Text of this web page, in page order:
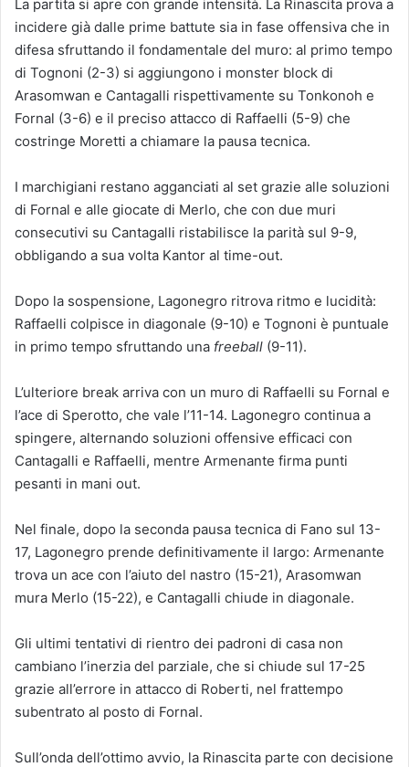
La partita si apre con grande intensità. La Rinascita prova a
incidere già dalle prime battute sia in fase offensiva che in
difesa sfruttando il fondamentale del muro: al primo tempo
di Tognoni (2-3) si aggiungono i monster block di
Arasomwan e Cantagalli rispettivamente su Tonkonoh e
Fornal (3-6) e il preciso attacco di Raffaelli (5-9) che
costringe Moretti a chiamare la pausa tecnica.
I marchigiani restano agganciati al set grazie alle soluzioni
di Fornal e alle giocate di Merlo, che con due muri
consecutivi su Cantagalli ristabilisce la parità sul 9-9,
obbligando a sua volta Kantor al time-out.
Dopo la sospensione, Lagonegro ritrova ritmo e lucidità:
Raffaelli colpisce in diagonale (9-10) e Tognoni è puntuale
in primo tempo sfruttando una freeball (9-11).
L’ulteriore break arriva con un muro di Raffaelli su Fornal e
l’ace di Sperotto, che vale l’11-14. Lagonegro continua a
spingere, alternando soluzioni offensive efficaci con
Cantagalli e Raffaelli, mentre Armenante firma punti
pesanti in mani out.
Nel finale, dopo la seconda pausa tecnica di Fano sul 13-
17, Lagonegro prende definitivamente il largo: Armenante
trova un ace con l’aiuto del nastro (15-21), Arasomwan
mura Merlo (15-22), e Cantagalli chiude in diagonale.
Gli ultimi tentativi di rientro dei padroni di casa non
cambiano l’inerzia del parziale, che si chiude sul 17-25
grazie all’errore in attacco di Roberti, nel frattempo
subentrato al posto di Fornal.
Sull’onda dell’ottimo avvio, la Rinascita parte con decisione